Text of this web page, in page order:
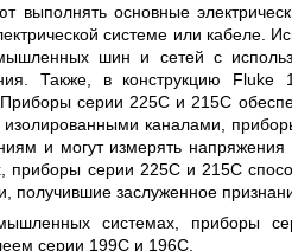
выполнять основные
системе или кабеле.
шин и сетей с
Также, в конструкцию
серии 225C и 215C
каналами,
и могут измерять
серии 225C и 215C
получившие заслуженное
системах, приборы
серии 199C и 196C.